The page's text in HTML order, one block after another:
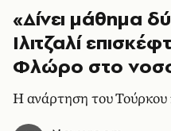
«Δίνει μάθημα
Ιλιτζαλί
Φλώρο στο
Η ανάρτηση του